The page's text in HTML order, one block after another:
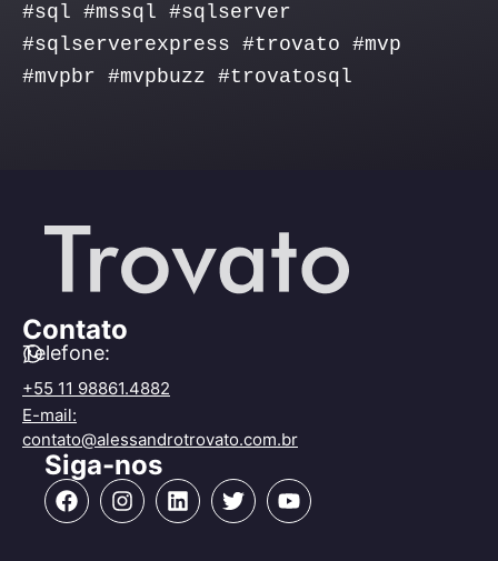
#sql #mssql #sqlserver
#sqlserverexpress #trovato #mvp
#mvpbr #mvpbuzz #trovatosql
Contato
Telefone:
+55 11 98861.4882
E-mail:
contato@alessandrotrovato.com.br
Siga-nos